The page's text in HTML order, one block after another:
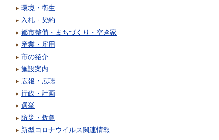
環境・衛生
入札・契約
都市整備・まちづくり・空き家
産業・雇用
市の紹介
施設案内
広報・広聴
行政・計画
選挙
防災・救急
新型コロナウイルス関連情報